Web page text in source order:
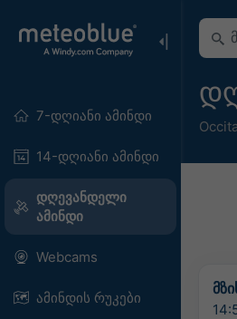
7-დღიანი ამინდი
14-დღიანი ამინდი
დღევანდელი
ამინდი
Webcams
ამინდის რუკები